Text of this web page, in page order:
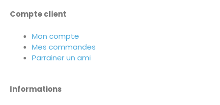
Compte client
Mon compte
Mes commandes
Parrainer un ami
Informations